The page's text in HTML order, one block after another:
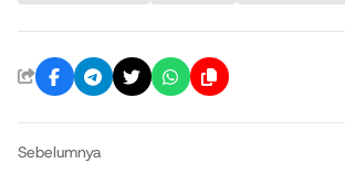
Sebelumnya